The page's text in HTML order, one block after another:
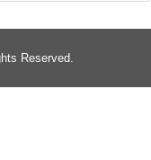
Reserved.